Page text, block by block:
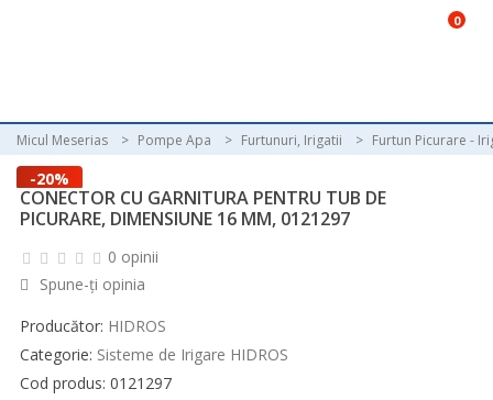
0
Micul Meserias Pompe Apa Furtunuri, Irigatii Furtun Picurare -
-20%
CONECTOR CU GARNITURA PENTRU TUB DE
PICURARE, DIMENSIUNE 16 MM, 0121297
0 opinii
Spune-ţi opinia
Producător: HIDROS
Categorie: Sisteme de Irigare HIDROS
Cod produs: 0121297